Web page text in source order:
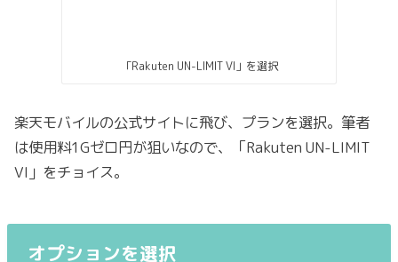
「Rakuten UN-LIMIT VI」を選択
楽天モバイルの公式サイトに飛び、プランを選択。筆者
は使用料1Gゼロ円が狙いなので、「Rakuten UN-LIMIT
VI」をチョイス。
オプションを選択